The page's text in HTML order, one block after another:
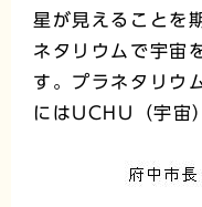
星が見えることを
ネタリウムで宇宙
す。プラネタリウ
にはUCHU（宇宙